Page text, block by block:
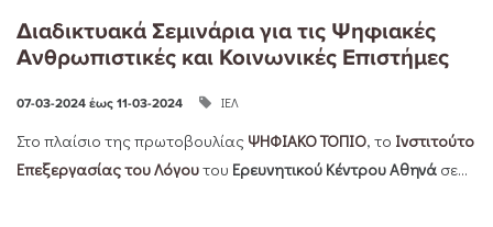
Διαδικτυακά Σεμινάρια για τις Ψηφιακές
Ανθρωπιστικές και Κοινωνικές Επιστήμες
07-03-2024 έως 11-03-2024 ΙΕΛ
Στο πλαίσιο της πρωτοβουλίας ΨΗΦΙΑΚΟ ΤΟΠΙΟ, το Ινστιτούτο
Επεξεργασίας του Λόγουτου Ερευνητικού Κέντρου Αθηνά σε...